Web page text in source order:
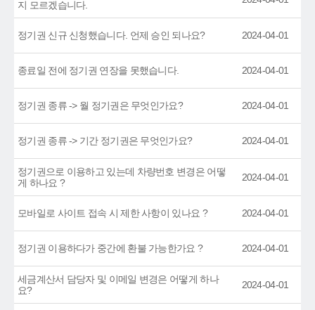
지 모르겠습니다.
정기권 신규 신청했습니다. 언제 승인 되나요? 2024-04-01
종료일 전에 정기권 연장을 못했습니다. 2024-04-01
정기권 종류 -> 월 정기권은 무엇인가요? 2024-04-01
정기권 종류 -> 기간 정기권은 무엇인가요? 2024-04-01
정기권으로 이용하고 있는데 차량번호 변경은 어떻
게 하나요 ?
2024-04-01
모바일로 사이트 접속 시 제한 사항이 있나요 ? 2024-04-01
정기권 이용하다가 중간에 환불 가능한가요 ? 2024-04-01
세금계산서 담당자 및 이메일 변경은 어떻게 하나
요?
2024-04-01